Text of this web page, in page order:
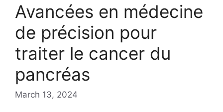
Avancées en médecine
de précision pour
traiter le cancer du
pancréas
March 13, 2024